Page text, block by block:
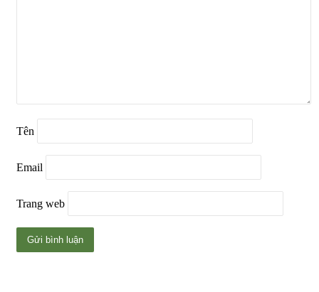
Tên
Email
Trang web